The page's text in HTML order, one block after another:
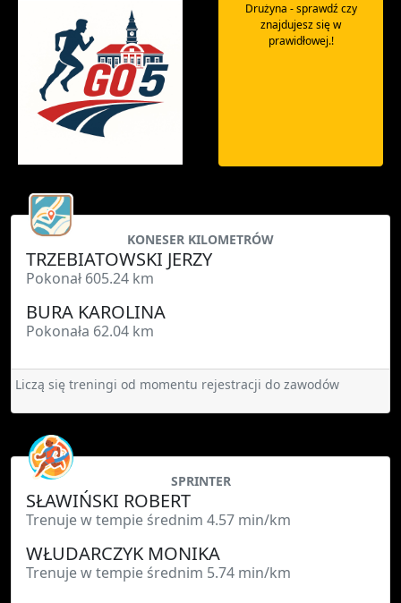
Drużyna - sprawdź czy
znajdujesz się w
prawidłowej.!
KONESER KILOMETRÓW
TRZEBIATOWSKI JERZY
Pokonał 605.24 km
BURA KAROLINA
Pokonała 62.04 km
Liczą się treningi od momentu rejestracji do zawodów
SPRINTER
SŁAWIŃSKI ROBERT
Trenuje w tempie średnim 4.57 min/km
WŁUDARCZYK MONIKA
Trenuje w tempie średnim 5.74 min/km